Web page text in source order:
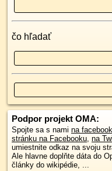
čo hľadať
Podpor projekt OMA:
Spojte sa s nami na
stránku na Facebooku, na
umiestnite odkaz na svoju
Ale hlavne doplňte dáta do
články do wikipédie, ...